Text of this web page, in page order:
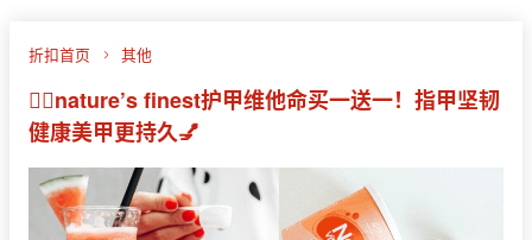
折扣首页 其他
🧚‍♀️nature’s finest护甲维他命买一送一！指甲坚韧
健康美甲更持久💅